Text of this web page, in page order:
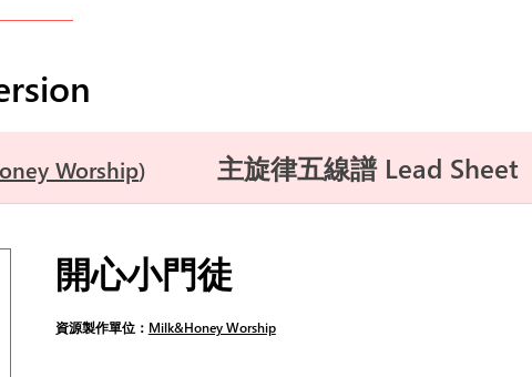
Worship 主旋律五線譜 Lead Sheet
開心小門徒
資源製作單位： Milk&Honey Worship